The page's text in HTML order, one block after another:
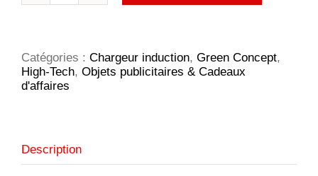
pour
charge
sans
Catégories : Chargeur induction, Green Concept,
High-Tech, Objets publicitaires & Cadeaux
d'affaires
Description